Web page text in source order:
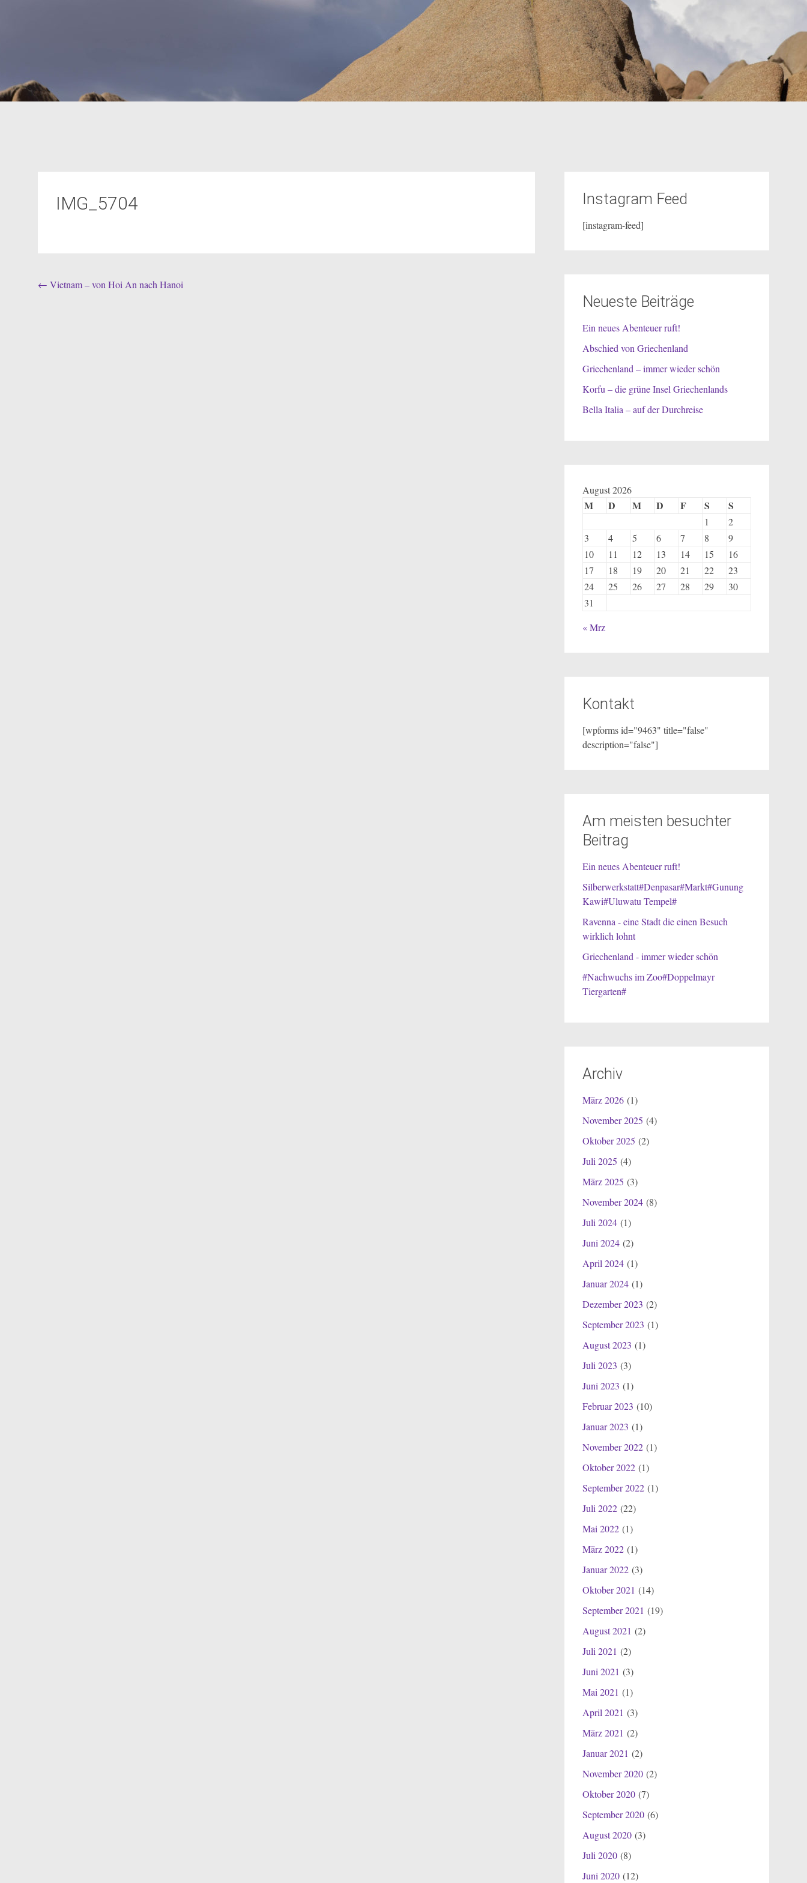
IMG_5704
Post
← Vietnam – von Hoi An nach Hanoi
Instagram Feed
[instagram-feed]
Neueste Beiträge
Ein neues Abenteuer ruft!
Abschied von Griechenland
Griechenland – immer wieder schön
Korfu – die grüne Insel Griechenlands
Bella Italia – auf der Durchreise
August 2026
M D M D F S S
1
2
3
4 5 6 7 8
9
10
11 12 13 14 15
16
17
18 19 20 21 22
23
24
25 26 27 28 29
30
31
« Mrz
Kontakt
[wpforms id="9463" title="false"
description="false"]
Am meisten besuchter
Beitrag
Ein neues Abenteuer ruft!
Silberwerkstatt#Denpasar#Markt#Gunung
Kawi#Uluwatu Tempel#
Ravenna - eine Stadt die einen Besuch
wirklich lohnt
Griechenland - immer wieder schön
#Nachwuchs im Zoo#Doppelmayr
Tiergarten#
Archiv
März 2026(1)
November 2025 (4)
Oktober 2025 (2)
Juli 2025 (4)
März 2025 (3)
November 2024(8)
Juli 2024(1)
Juni 2024(2)
April 2024(1)
Januar 2024(1)
Dezember 2023 (2)
September 2023 (1)
August 2023 (1)
Juli 2023 (3)
Juni 2023 (1)
Februar 2023 (10)
Januar 2023 (1)
November 2022(1)
Oktober 2022(1)
September 2022(1)
Juli 2022(22)
Mai 2022(1)
März 2022(1)
Januar 2022(3)
Oktober 2021 (14)
September 2021 (19)
August 2021 (2)
Juli 2021 (2)
Juni 2021 (3)
Mai 2021 (1)
April 2021 (3)
März 2021 (2)
Januar 2021 (2)
November 2020(2)
Oktober 2020(7)
September 2020(6)
August 2020(3)
Juli 2020(8)
Juni 2020(12)